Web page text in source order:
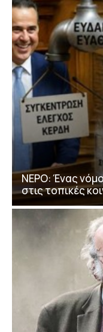
ΝΕΡΟ: Ένας
στις τοπικές